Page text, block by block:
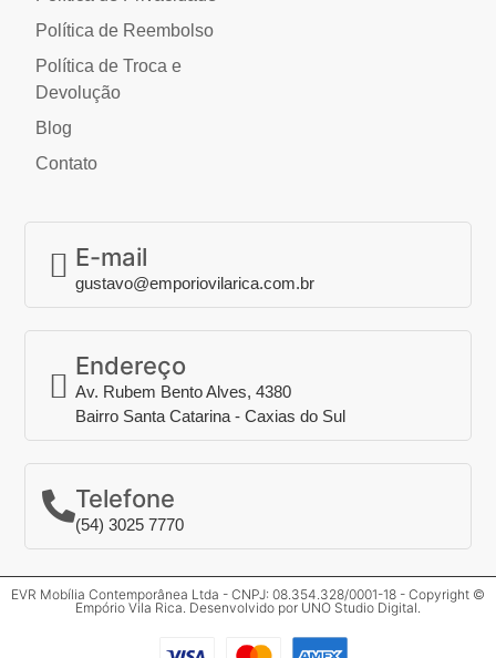
Política de Reembolso
Política de Troca e
Devolução
Blog
Contato
E-mail
gustavo@emporiovilarica.com.br
Endereço
Av. Rubem Bento Alves, 4380
Bairro Santa Catarina - Caxias do Sul
Telefone
(54) 3025 7770
EVR Mobília Contemporânea Ltda - CNPJ: 08.354.328/0001-18 - Copyright ©
Empório Vila Rica. Desenvolvido por UNO Studio Digital